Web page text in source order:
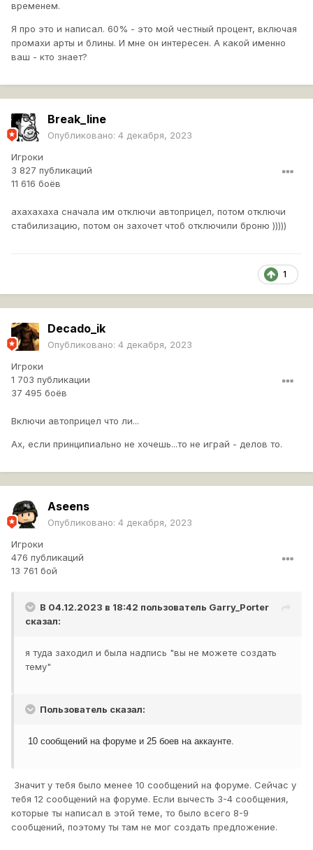
временем.
Я про это и написал. 60% - это мой честный процент, включая
промахи арты и блины. И мне он интересен. А какой именно
ваш - кто знает?
Break_line
Опубликовано: 4 декабря, 2023
Игроки
3 827 публикаций
11 616 боёв
ахахахаха сначала им отключи автоприцел, потом отключи
стабилизацию, потом он захочет чтоб отключили броню )))))
1
Decado_ik
Опубликовано: 4 декабря, 2023
Игроки
1 703 публикации
37 495 боёв
Включи автоприцел что ли...
Ах, если принципиально не хочешь...то не играй - делов то.
Aseens
Опубликовано: 4 декабря, 2023
Игроки
476 публикаций
13 761 бой
В 04.12.2023 в 18:42 пользователь Garry_Porter
сказал:
я туда заходил и была надпись "вы не можете создать
тему"
Пользователь сказал:
10 сообщений на форуме и 25 боев на аккаунте.
Значит у тебя было менее 10 сообщений на форуме. Сейчас у
тебя 12 сообщений на форуме. Если вычесть 3-4 сообщения,
которые ты написал в этой теме, то было всего 8-9
сообщений, поэтому ты там не мог создать предложение.